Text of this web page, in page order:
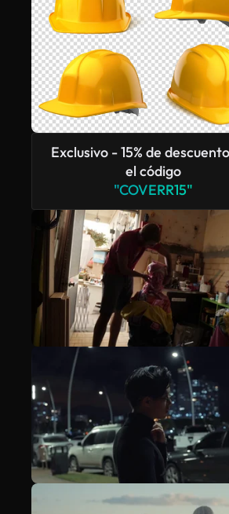
Exclusivo - 15% de
el código
"COVERR15"